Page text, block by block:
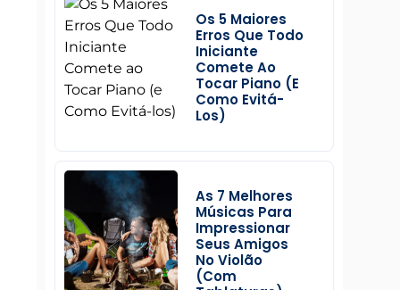
Os 5 Maiores
Erros Que Todo
Iniciante
Comete Ao
Tocar Piano (e
Como Evitá-
Los)
As 7 Melhores
Músicas Para
Impressionar
Seus Amigos
No Violão
(Com